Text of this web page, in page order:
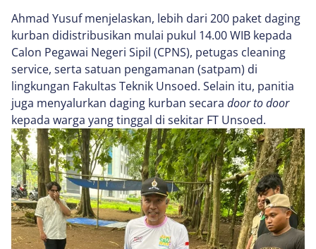
Ahmad Yusuf menjelaskan, lebih dari 200 paket daging
kurban didistribusikan mulai pukul 14.00 WIB kepada
Calon Pegawai Negeri Sipil (CPNS), petugas cleaning
service, serta satuan pengamanan (satpam) di
lingkungan Fakultas Teknik Unsoed. Selain itu, panitia
juga menyalurkan daging kurban secara door to door
kepada warga yang tinggal di sekitar FT Unsoed.